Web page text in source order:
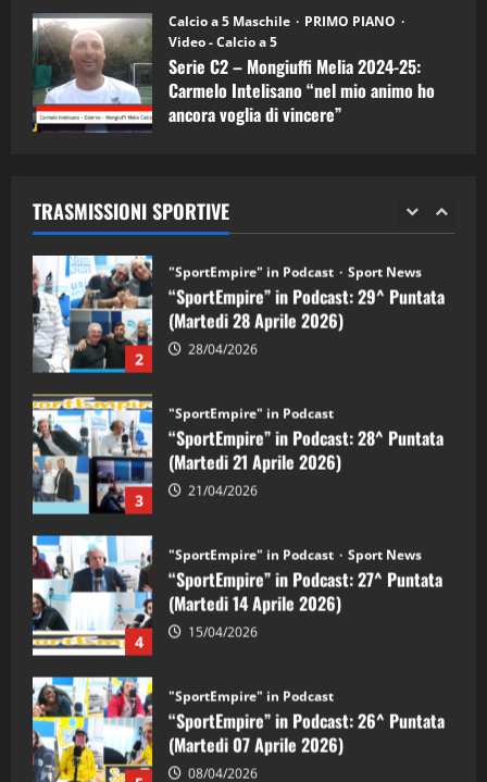
Calcio a 5 Maschile
PRIMO PIANO
Video - Calcio a 5
Serie C2 – Mongiuffi Melia 2024-25:
Carmelo Intelisano “nel mio animo ho
ancora voglia di vincere”
TRASMISSIONI SPORTIVE
1
“SportEmpire” in Podcast: 30^ Puntata
(Martedi 05 Maggio 2026)
08/05/2026
2 28/04/2026
3
"SportEmpire" in Podcast
“SportEmpire” in Podcast: 28^ Puntata
(Martedi 21 Aprile 2026)
21/04/2026
4
"SportEmpire" in Podcast
“SportEmpire” in Podcast: 27^ Puntata
(Martedi 14 Aprile 2026)
15/04/2026
5
"SportEmpire" in Podcast
“SportEmpire” in Podcast: 26^ Puntata
(Martedi 07 Aprile 2026)
08/04/2026
"SportEmpire" in Podcast
“SportEmpire” in Podcast: 30^ Puntata
(Martedi 05 Maggio 2026)
08/05/2026